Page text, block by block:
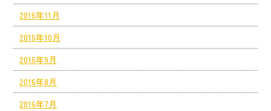
2016年11月
2016年10月
2016年9月
2016年8月
2016年7月